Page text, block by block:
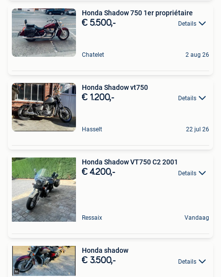
Honda Shadow 750 1er propriétaire
€ 5.500,- Details
Chatelet 2 aug 26
Honda Shadow vt750
€ 1.200,- Details
Hasselt 22 jul 26
Honda Shadow VT750 C2 2001
€ 4.200,- Details
Ressaix Vandaag
Honda shadow
€ 3.500,- Details